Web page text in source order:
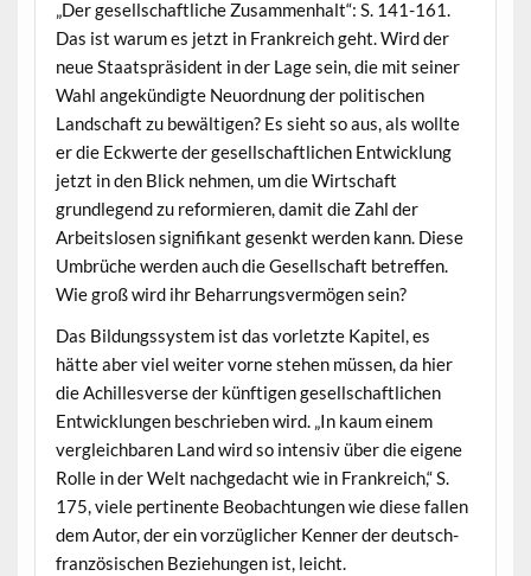
„Der gesellschaftliche Zusammenhalt“: S. 141-161.
Das ist warum es jetzt in Frankreich geht. Wird der
neue Staatspräsident in der Lage sein, die mit seiner
Wahl angekündigte Neuordnung der politischen
Landschaft zu bewältigen? Es sieht so aus, als wollte
er die Eckwerte der gesellschaftlichen Entwicklung
jetzt in den Blick nehmen, um die Wirtschaft
grundlegend zu reformieren, damit die Zahl der
Arbeitslosen signifikant gesenkt werden kann. Diese
Umbrüche werden auch die Gesellschaft betreffen.
Wie groß wird ihr Beharrungsvermögen sein?
Das Bildungssystem ist das vorletzte Kapitel, es
hätte aber viel weiter vorne stehen müssen, da hier
die Achillesverse der künftigen gesellschaftlichen
Entwicklungen beschrieben wird. „In kaum einem
vergleichbaren Land wird so intensiv über die eigene
Rolle in der Welt nachgedacht wie in Frankreich,“ S.
175, viele pertinente Beobachtungen wie diese fallen
dem Autor, der ein vorzüglicher Kenner der deutsch-
französischen Beziehungen ist, leicht.